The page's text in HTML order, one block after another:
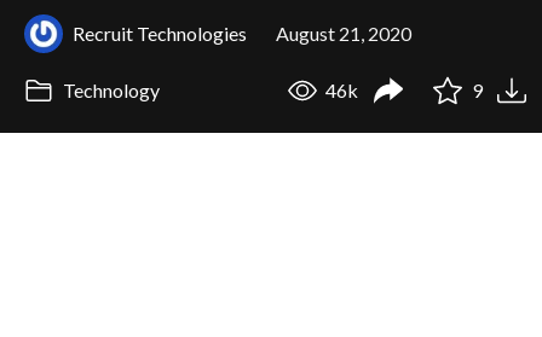
Recruit Technologies August 21, 2020
Technology 46k 9